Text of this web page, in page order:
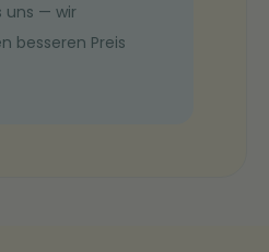
uns — wir
besseren Preis